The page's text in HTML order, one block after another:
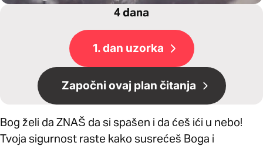
4 dana
1. dan uzorka
Započni ovaj plan čitanja
Bog želi da ZNAŠ da si spašen i da ćeš ići u nebo!
Tvoja sigurnost raste kako susrećeš Boga i